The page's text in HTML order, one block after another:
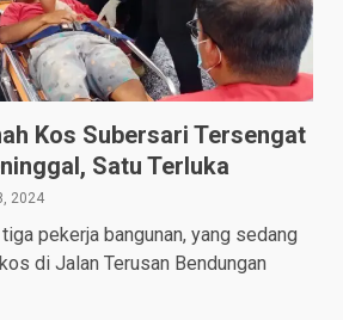
Kos Subersari Tersengat
Satu Terluka
2024
pekerja bangunan, yang sedang
di Jalan Terusan Bendungan